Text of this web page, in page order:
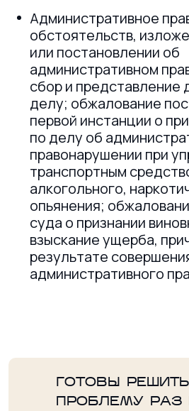
Административное
обстоятельств,
или постановлении об
административном
сбор и представление
делу; обжалование
первой инстанции о
по делу об
правонарушении при
транспортным
алкогольного,
опьянения;
суда о признании
взыскание ущерба,
результате
административного
ГОТОВЫ
ПРОБЛЕМУ РАЗ